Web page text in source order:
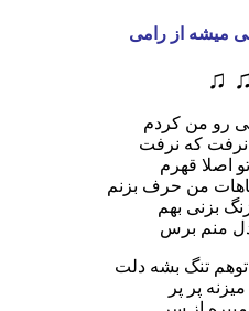
میشه از رامی
♫
رو من کردم
نرفت که نرفت
اصلا قهرم
من حرف بزنم
بزنی بهم
دل منم برس
تنگ بشه دلت
پر پر